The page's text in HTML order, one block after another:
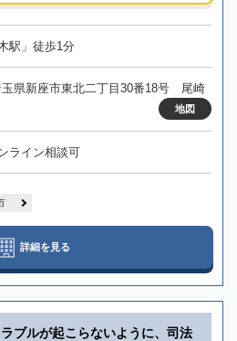
駅」徒歩1分
玉県新座市東北二丁目30番18号 尾崎
地図
ライン相談可
詳細を見る
ブルが起こらないように、司法